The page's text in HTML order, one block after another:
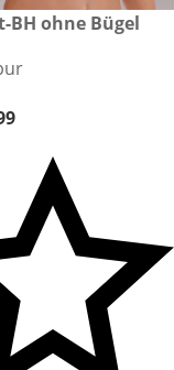
€ 79,99
€ 79,99
BH ohne Bügel